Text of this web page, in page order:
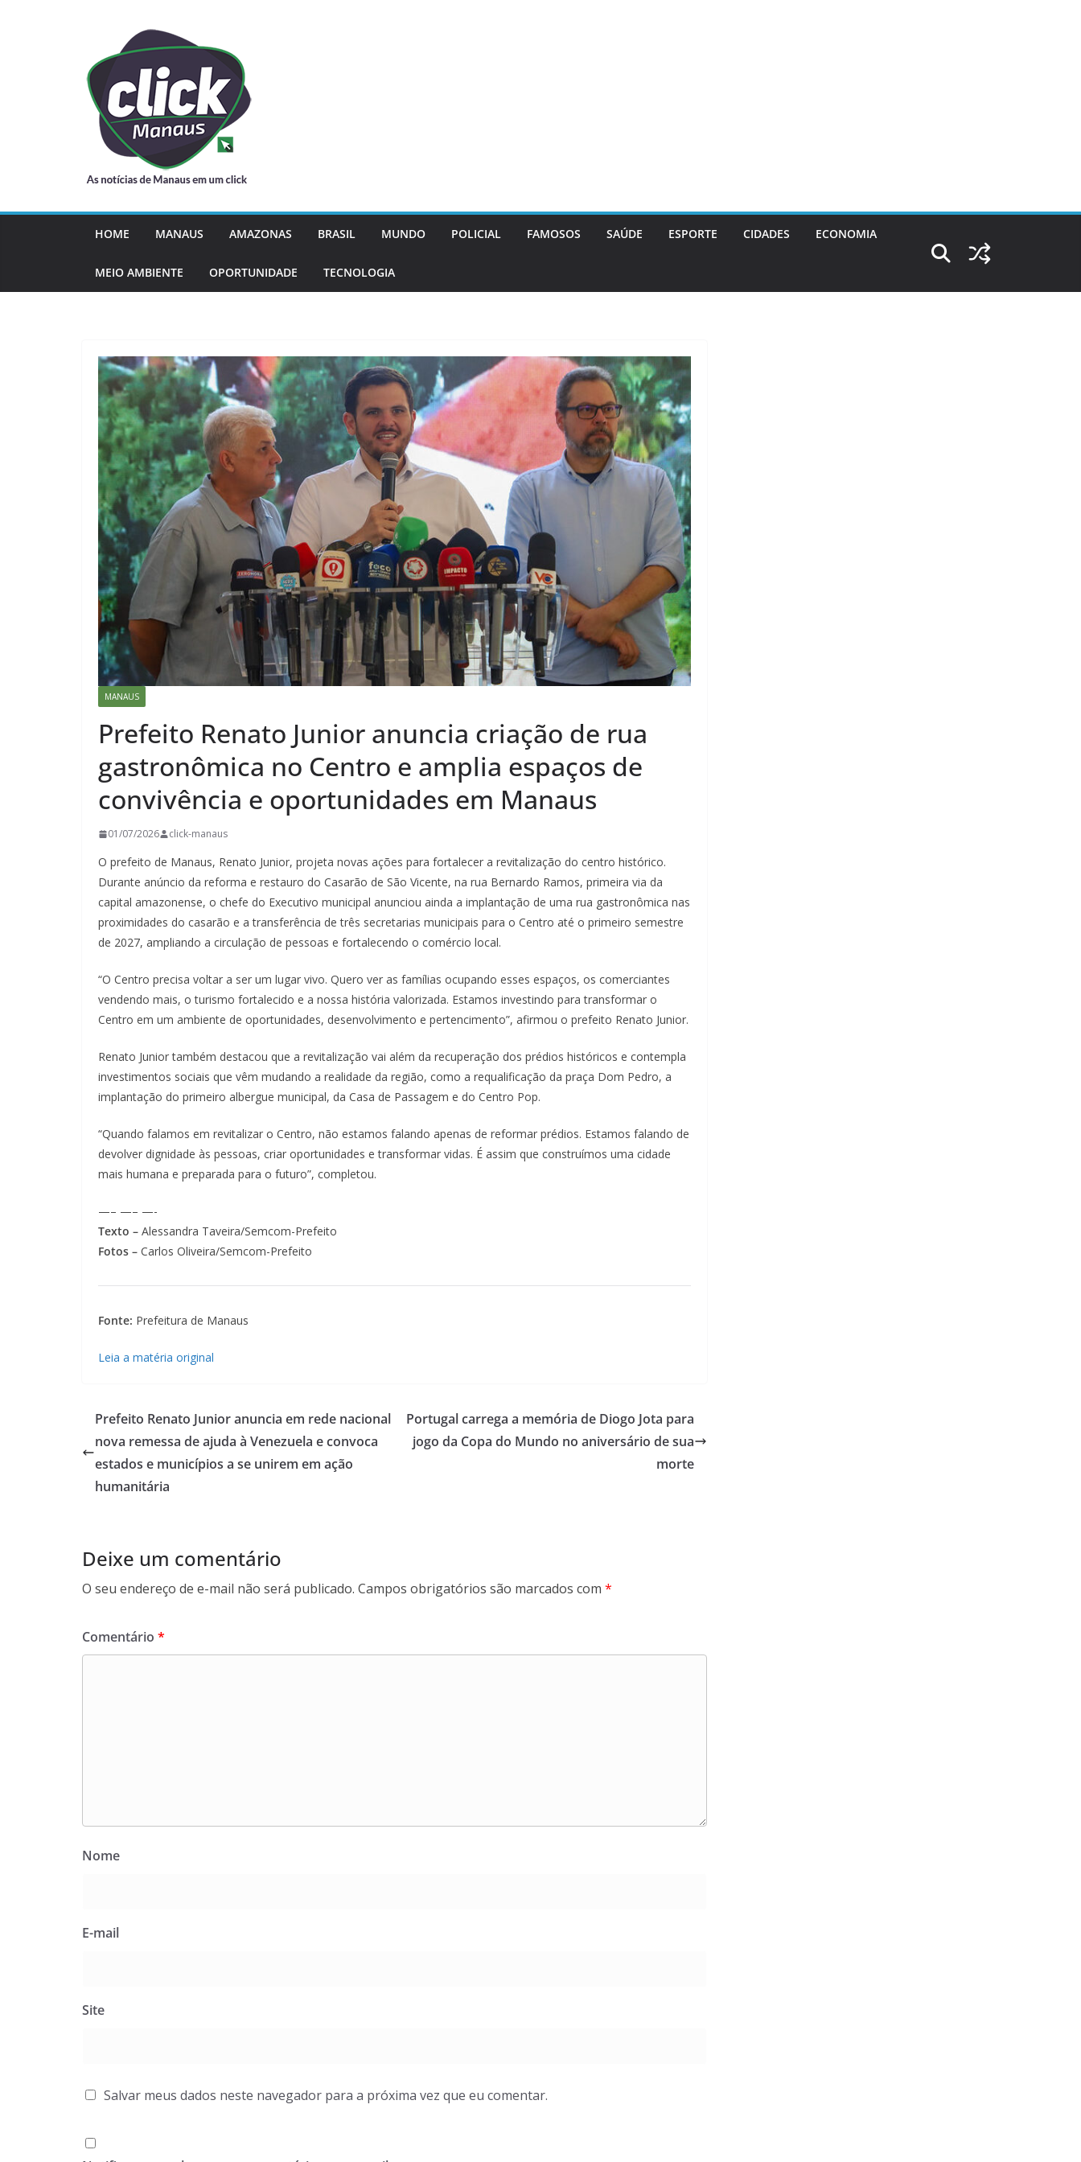
HOME MANAUS AMAZONAS BRASIL MUNDO POLICIAL FAMOSOS SAÚDE ESPORTE CIDADES ECONOMIA
MEIO AMBIENTE OPORTUNIDADE TECNOLOGIA
MANAUS
Prefeito Renato Junior anuncia criação de rua
gastronômica no Centro e amplia espaços de
convivência e oportunidades em Manaus
01/07/2026 click-manaus
O prefeito de Manaus, Renato Junior, projeta novas ações para fortalecer a revitalização do centro histórico.
Durante anúncio da reforma e restauro do Casarão de São Vicente, na rua Bernardo Ramos, primeira via da
capital amazonense, o chefe do Executivo municipal anunciou ainda a implantação de uma rua gastronômica nas
proximidades do casarão e a transferência de três secretarias municipais para o Centro até o primeiro semestre
de 2027, ampliando a circulação de pessoas e fortalecendo o comércio local.
“O Centro precisa voltar a ser um lugar vivo. Quero ver as famílias ocupando esses espaços, os comerciantes
vendendo mais, o turismo fortalecido e a nossa história valorizada. Estamos investindo para transformar o
Centro em um ambiente de oportunidades, desenvolvimento e pertencimento”, afirmou o prefeito Renato Junior.
Renato Junior também destacou que a revitalização vai além da recuperação dos prédios históricos e contempla
investimentos sociais que vêm mudando a realidade da região, como a requalificação da praça Dom Pedro, a
implantação do primeiro albergue municipal, da Casa de Passagem e do Centro Pop.
“Quando falamos em revitalizar o Centro, não estamos falando apenas de reformar prédios. Estamos falando de
devolver dignidade às pessoas, criar oportunidades e transformar vidas. É assim que construímos uma cidade
mais humana e preparada para o futuro”, completou.
—– —– —-
Texto – Alessandra Taveira/Semcom-Prefeito
Fotos – Carlos Oliveira/Semcom-Prefeito
Fonte: Prefeitura de Manaus
Leia a matéria original
Prefeito Renato Junior anuncia em rede nacional
nova remessa de ajuda à Venezuela e convoca
estados e municípios a se unirem em ação
humanitária
Portugal carrega a memória de Diogo Jota para
jogo da Copa do Mundo no aniversário de sua
morte
Deixe um comentário
O seu endereço de e-mail não será publicado. Campos obrigatórios são marcados com *
Comentário *
Nome
E-mail
Site
Salvar meus dados neste navegador para a próxima vez que eu comentar.